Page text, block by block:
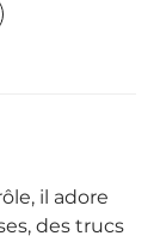
il adore
des trucs